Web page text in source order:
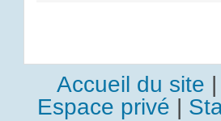
Accueil du site
Espace privé |